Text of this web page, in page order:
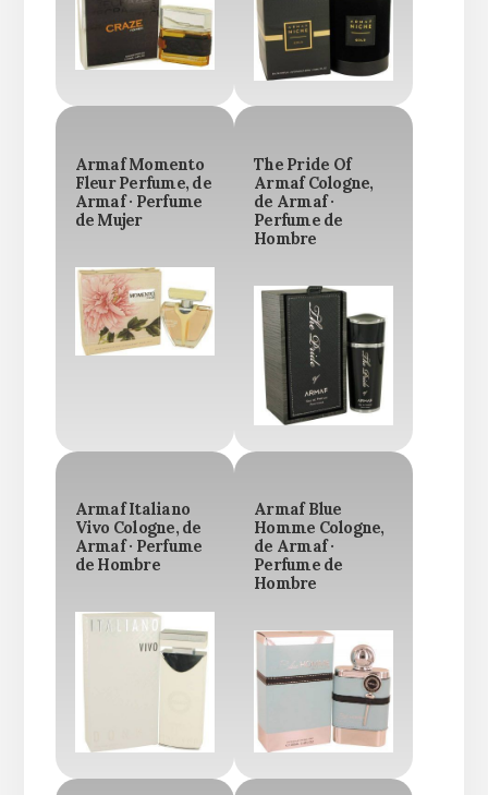
Armaf Momento
Fleur Perfume, de
Armaf · Perfume
de Mujer
The Pride Of
Armaf Cologne,
de Armaf ·
Perfume de
Hombre
Armaf Italiano
Vivo Cologne, de
Armaf · Perfume
de Hombre
Armaf Blue
Homme Cologne,
de Armaf ·
Perfume de
Hombre